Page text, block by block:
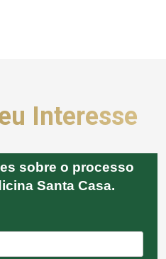
Interesse
sobre o processo
Santa Casa.